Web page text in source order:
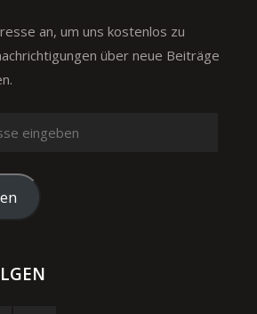
an, um uns kostenlos zu
über neue Beiträge